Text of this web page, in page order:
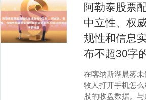
阿勒泰股票
中立性、权
规性和信息
布不超30字
在喀纳斯湖晨雾
牧人打开手机怎
股的收盘数据。